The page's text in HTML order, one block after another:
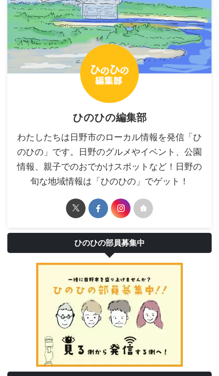
ひのひの編集部
わたしたちは日野市のローカル情報を発信「ひ
のひの」です。日野のグルメやイベント、公園
情報、親子でのおでかけスポットなど！日野の
旬な地域情報は「ひのひの」でゲット！
ひのひの部員募集中